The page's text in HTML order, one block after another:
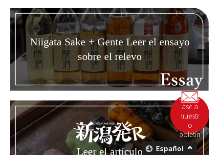
Niigata Sake + Gente Leer el ensayo
sobre el relevo
Leer el artículo
Suscríb
ase a
nuestr
o
boletín
Español